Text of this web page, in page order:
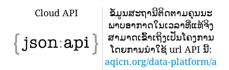
Cloud API
ຂໍ້​ມູນ​ສະ​ຖາ​ນີ​ຕິດ​ຕາມ​ຄຸນ​ນະ​
ພາບ​ອາ​ກາດ​ໃນ​ເວ​ລາ​ທີ່​ແທ້​ຈິງ​
ສາ​ມາດ​ເຂົ້າ​ເຖິງ​ເປັນ​ໂຄງ​ການ​
ໂດຍ​ການ​ນໍາ​ໃຊ້ url API ນີ້​:
aqicn.org/data-platform/a